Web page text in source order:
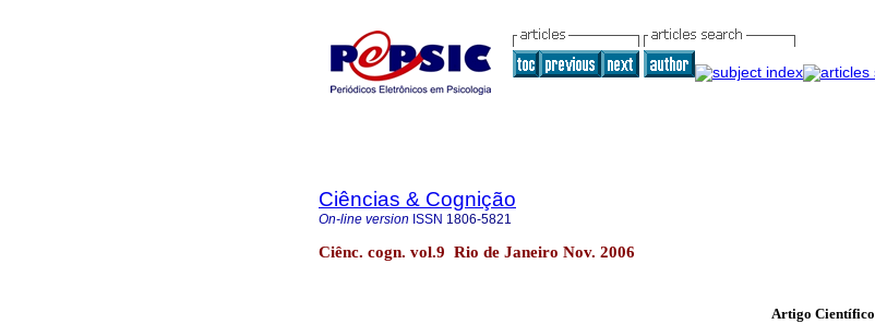
Ciências & Cognição
On-line version ISSN 1806-5821
Ciênc. cogn. vol.9 Rio de Janeiro Nov. 2006
Artigo Científico